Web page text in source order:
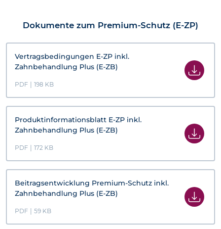
Dokumente zum Premium-Schutz (E-ZP)
Vertragsbedingungen E-ZP inkl.
Zahnbehandlung Plus (E-ZB)
PDF 198 KB
Produktinformationsblatt E-ZP inkl.
Zahnbehandlung Plus (E-ZB)
PDF 172 KB
Beitragsentwicklung Premium-Schutz inkl.
Zahnbehandlung Plus (E-ZB)
PDF 59 KB